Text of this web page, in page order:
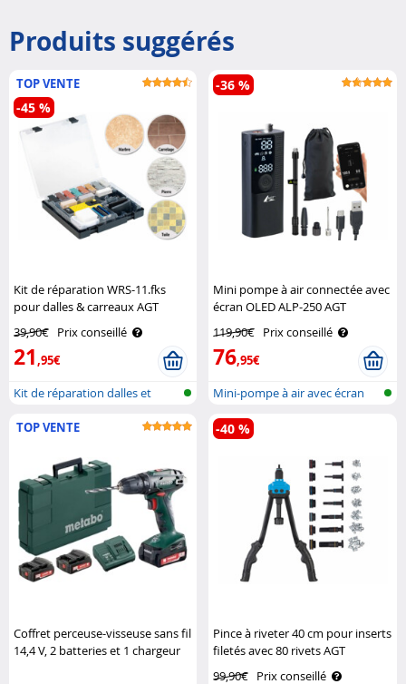
Produits suggérés
TOP VENTE
Kit de réparation WRS-11.fks
pour dalles & carreaux AGT
39,90€ Prix conseillé
21,95€
-45 %
Kit de réparation dalles et
Mini pompe à air connectée avec
écran OLED ALP-250 AGT
119,90€ Prix conseillé
76,95€
-36 %
Mini-pompe à air avec écran
OLED, b..
TOP VENTE
Coffret perceuse-visseuse sans fil
14,4 V, 2 batteries et 1 chargeur
Pince à riveter 40 cm pour inserts
filetés avec 80 rivets AGT
99,90€ Prix conseillé
-40 %